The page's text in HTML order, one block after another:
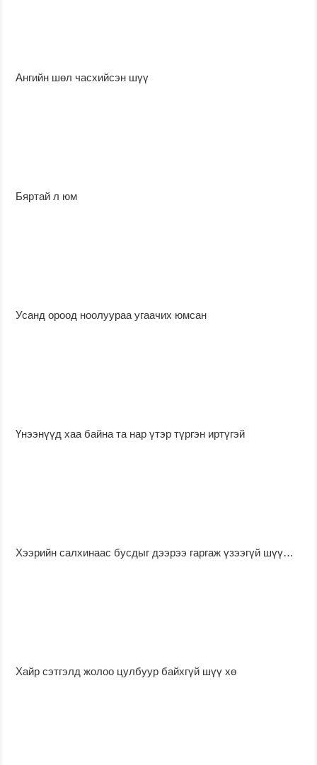
Ангийн шөл часхийсэн шүү
Бяртай л юм
Усанд ороод ноолуураа угаачих юмсан
Үнээнүүд хаа байна та нар үтэр түргэн иртүгэй
Хээрийн салхинаас бусдыг дээрээ гаргаж үзээгүй шүү…
Хайр сэтгэлд жолоо цулбуур байхгүй шүү хө